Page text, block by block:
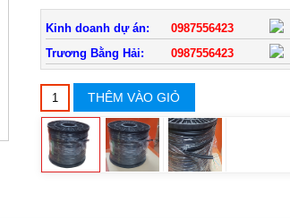
Kinh doanh dự án:
0987556423
Trương Bằng Hải:
0987556423
THÊM VÀO GIỎ